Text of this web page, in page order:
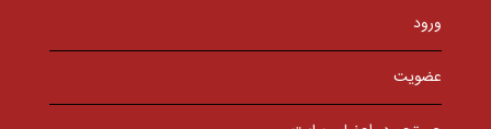
ورود
عضویت